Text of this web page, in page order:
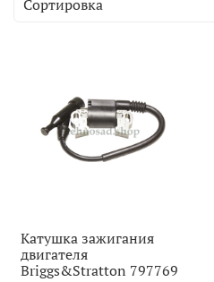
Катушка зажигания
двигателя
Briggs&Stratton 797769